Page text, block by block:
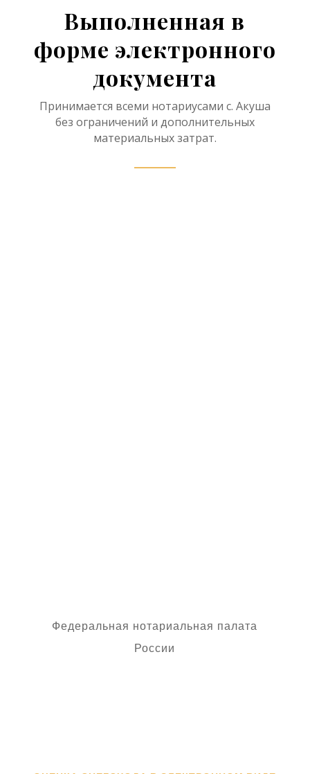
Выполненная в
форме электронного
документа
Принимается всеми нотариусами с. Акуша
без ограничений и дополнительных
материальных затрат.
Федеральная нотариальная палата
России